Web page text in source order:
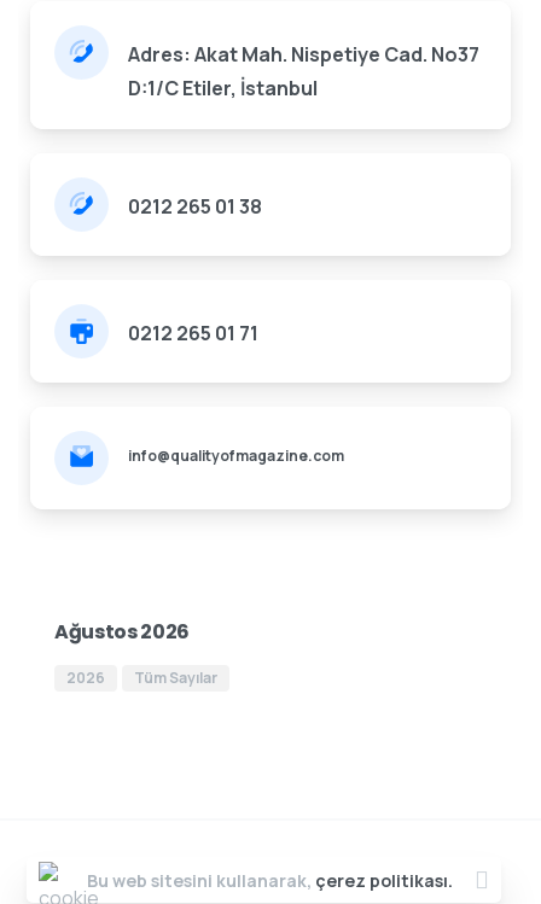
Adres: Akat Mah. Nispetiye Cad. No37
D:1/C Etiler, İstanbul
0212 265 01 38
0212 265 01 71
info@qualityofmagazine.com
Ağustos 2026
2026 Tüm Sayılar
Copyright ©2022 - Eron Yazılım All rights reserved.
Bu web sitesini kullanarak, çerez politikası.